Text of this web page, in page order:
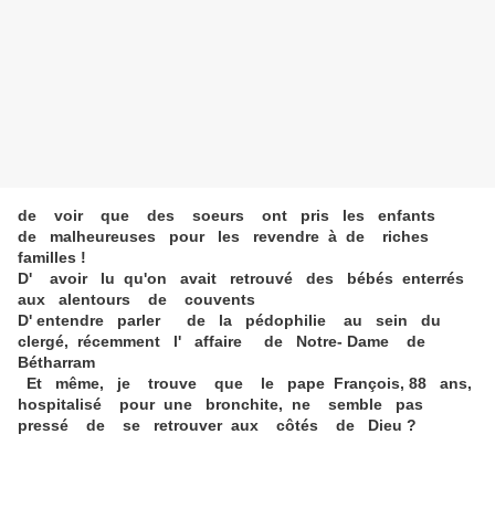
de voir que des soeurs ont pris les enfants
de malheureuses pour les revendre à de riches
familles !
D' avoir lu qu'on avait retrouvé des bébés enterrés
aux alentours de couvents
D' entendre parler de la pédophilie au sein du
clergé, récemment l' affaire de Notre- Dame de
Bétharram
Et même, je trouve que le pape François, 88 ans,
hospitalisé pour une bronchite, ne semble pas
pressé de se retrouver aux côtés de Dieu ?